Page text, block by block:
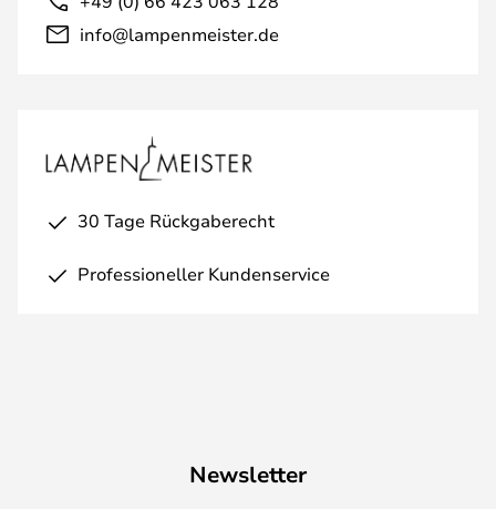
info@lampenmeister.de
30 Tage Rückgaberecht
Professioneller Kundenservice
Newsletter